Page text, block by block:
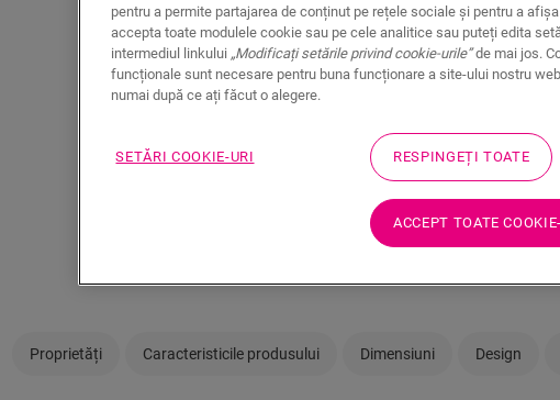
Nu
nevoilor
Proprietăți Caracteristicile produsului Dimensiuni Design
pentru a permite partajarea de conținut pe rețele sociale și pentru a
accepta toate modulele cookie sau pe cele analitice sau puteți edita
intermediul linkului „Modificați setările privind cookie-urile”de mai jos.
funcționale sunt necesare pentru buna funcționare a site-ului nostru
numai după ce ați făcut o alegere.
SETĂRI COOKIE-URI RESPINGEȚI TOATE
ACCEPT TOATE